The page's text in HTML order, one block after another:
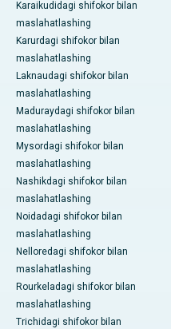
Karaikudidagi shifokor bilan
maslahatlashing
Karurdagi shifokor bilan
maslahatlashing
Laknaudagi shifokor bilan
maslahatlashing
Maduraydagi shifokor bilan
maslahatlashing
Mysordagi shifokor bilan
maslahatlashing
Nashikdagi shifokor bilan
maslahatlashing
Noidadagi shifokor bilan
maslahatlashing
Nelloredagi shifokor bilan
maslahatlashing
Rourkeladagi shifokor bilan
maslahatlashing
Trichidagi shifokor bilan